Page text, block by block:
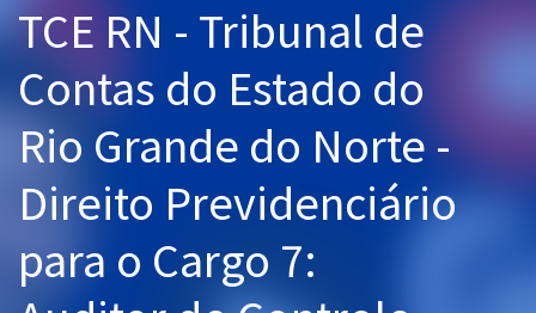
Cursos 20% OFF
Pós
Graduação
OAB
Questões grátis
TCE RN - Tribunal de
Contas do Estado do
Rio Grande do Norte -
Direito Previdenciário
para o Cargo 7: